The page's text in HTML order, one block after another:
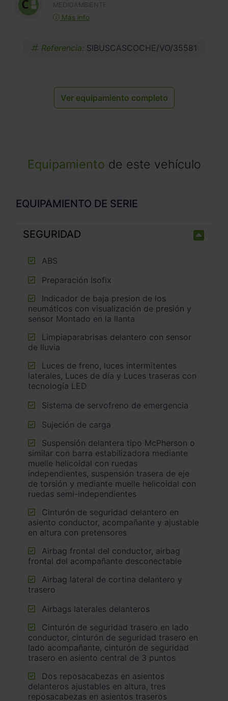
MEDIOAMBIENTE
Más info
Referencia: SIBUSCASCOCHE/VO/35581
Ver equipamiento completo
Equipamiento de este vehículo
EQUIPAMIENTO DE SERIE
SEGURIDAD
ABS
Preparación Isofix
neumáticos con visualización de presión y
sensor Montado en la llanta
de lluvia
laterales, Luces de día y Luces traseras con
tecnología LED
Sistema de servofreno de emergencia
Sujeción de carga
similar con barra estabilizadora mediante
muelle helicoidal con ruedas
independientes, suspensión trasera de eje
de torsión y mediante muelle helicoidal con
ruedas semi-independientes
asiento conductor, acompañante y ajustable
en altura con pretensores
frontal del acompañante desconectable
trasero
Airbags laterales delanteros
conductor, cinturón de seguridad trasero en
lado acompañante, cinturón de seguridad
trasero en asiento central de 3 puntos
delanteros ajustables en altura, tres
reposacabezas en asientos traseros